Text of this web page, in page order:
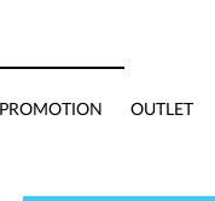
PROMOTION OUTLET